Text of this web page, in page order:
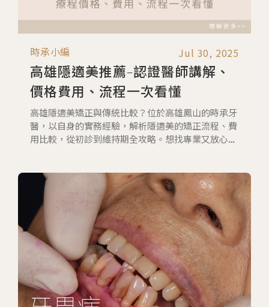
時承小編 Jul 30, 2025
高雄隱適美推薦-認證醫師講解、
價格費用、流程一次看懂
高雄隱適美矯正與傳統比較？位於高雄鳳山的時承牙
醫，以自身的實務經驗，解析隱適美的矯正流程、費
用比較，從初診到維持期全攻略。想找專業又放心的